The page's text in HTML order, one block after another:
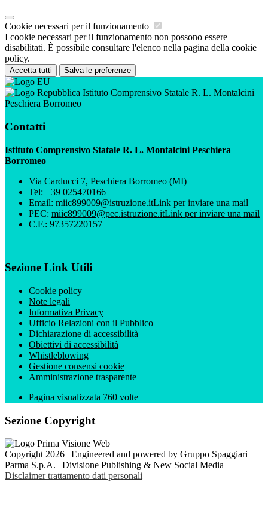
Cookie necessari per il funzionamento
I cookie necessari per il funzionamento non possono essere
disabilitati. È possibile consultare l'elenco nella pagina della cookie
policy.
Accetta tutti Salva le preferenze
Istituto Comprensivo Statale R. L. Montalcini
Peschiera Borromeo
Contatti
Istituto Comprensivo Statale R. L. Montalcini Peschiera
Borromeo
Via Carducci 7, Peschiera Borromeo (MI)
Tel: +39 025470166
Email: miic899009@istruzione.itLink per inviare una mail
PEC: miic899009@pec.istruzione.itLink per inviare una mail
C.F.: 97357220157
Sezione Link Utili
Cookie policy
Note legali
Informativa Privacy
Ufficio Relazioni con il Pubblico
Dichiarazione di accessibilità
Obiettivi di accessibilità
Whistleblowing
Gestione consensi cookie
Amministrazione trasparente
Pagina visualizzata 760 volte
Sezione Copyright
Copyright 2026 | Engineered and powered by Gruppo Spaggiari
Parma S.p.A. | Divisione Publishing & New Social Media
Disclaimer trattamento dati personali